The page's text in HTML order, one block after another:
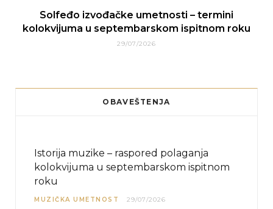
Solfeđo izvođačke umetnosti – termini
kolokvijuma u septembarskom ispitnom roku
29/07/2026
OBAVEŠTENJA
Istorija muzike – raspored polaganja
kolokvijuma u septembarskom ispitnom
roku
MUZIČKA UMETNOST 29/07/2026